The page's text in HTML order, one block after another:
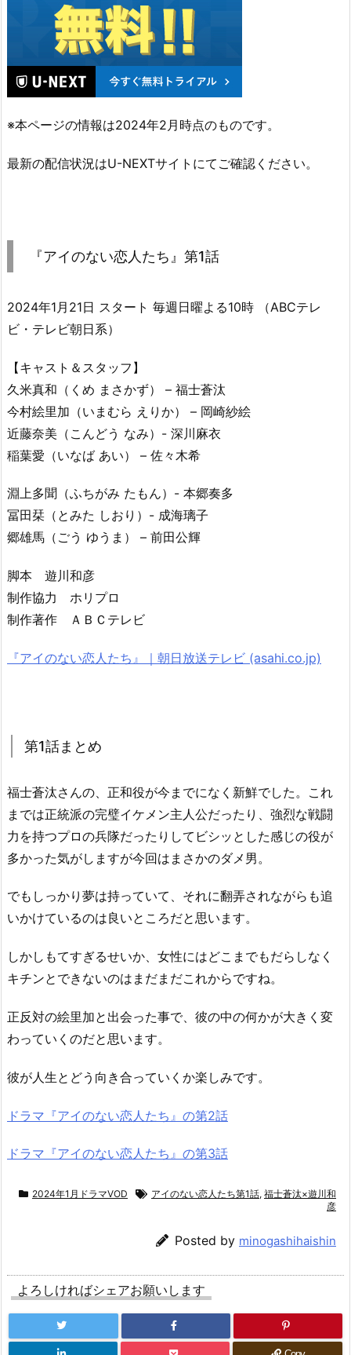
※本ページの情報は2024年2月時点のものです。
最新の配信状況はU-NEXTサイトにてご確認ください。
『アイのない恋人たち』第1話
2024年1月21日 スタート 毎週日曜よる10時 （ABCテレ
ビ・テレビ朝日系）
【キャスト＆スタッフ】
久米真和（くめ まさかず） – 福士蒼汰
今村絵里加（いまむら えりか） – 岡崎紗絵
近藤奈美（こんどう なみ）- 深川麻衣
稲葉愛（いなば あい） – 佐々木希
淵上多聞（ふちがみ たもん）- 本郷奏多
冨田栞（とみた しおり）- 成海璃子
郷雄馬（ごう ゆうま） – 前田公輝
脚本 遊川和彦
制作協力 ホリプロ
制作著作 ＡＢＣテレビ
『アイのない恋人たち』｜朝日放送テレビ (asahi.co.jp)
第1話まとめ
福士蒼汰さんの、正和役が今までになく新鮮でした。これ
までは正統派の完璧イケメン主人公だったり、強烈な戦闘
力を持つプロの兵隊だったりしてビシッとした感じの役が
多かった気がしますが今回はまさかのダメ男。
でもしっかり夢は持っていて、それに翻弄されながらも追
いかけているのは良いところだと思います。
しかしもてすぎるせいか、女性にはどこまでもだらしなく
キチンとできないのはまだまだこれからですね。
正反対の絵里加と出会った事で、彼の中の何かが大きく変
わっていくのだと思います。
彼が人生とどう向き合っていくか楽しみです。
ドラマ『アイのない恋人たち』の第2話
ドラマ『アイのない恋人たち』の第3話
2024年1月ドラマVOD アイのない恋人たち第1話, 福士蒼汰×遊川和
彦
Posted by minogashihaishin
よろしければシェアお願いします